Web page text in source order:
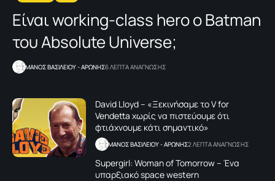
Είναι working-class hero ο Batman
του Absolute Universe;
ΜΑΝΟΣ ΒΑΣΙΛΕΙΟΥ - ΑΡΩΝΗΣ6 ΛΕΠΤΑ ΑΝΑΓΝΩΣΗΣ
David Lloyd – «Ξεκινήσαμε το V for
Vendetta χωρίς να πιστεύουμε ότι
φτιάχνουμε κάτι σημαντικό»
ΜΑΝΟΣ ΒΑΣΙΛΕΙΟΥ - ΑΡΩΝΗΣ2 ΛΕΠΤΑ ΑΝΑΓΝΩΣΗΣ
Supergirl: Woman of Tomorrow – Ένα
υπαρξιακό space western